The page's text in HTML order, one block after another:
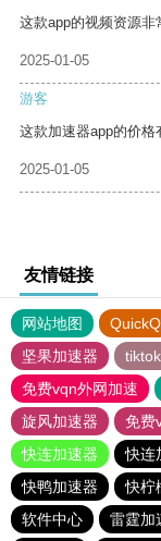
这款app的视频资源非
2025-01-05
游客
这款加速器app的价格
2025-01-05
友情链接
网站地图 QuickQ
坚果加速器
免费vqn外网加速
旋风加速器
免费
快连加速器
快连
快鸭加速器
快柠
软件中心
雷霆加